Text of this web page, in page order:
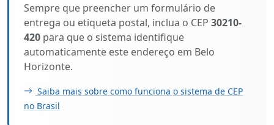
Sempre que preencher um formulário de
entrega ou etiqueta postal, inclua o CEP 30210-
420 para que o sistema identifique
automaticamente este endereço em Belo
Horizonte.
Saiba mais sobre como funciona o sistema de CEP
no Brasil